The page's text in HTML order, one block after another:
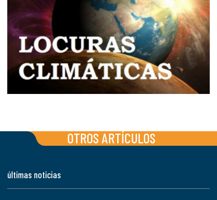
OTROS ARTÍCULOS
últimas noticias